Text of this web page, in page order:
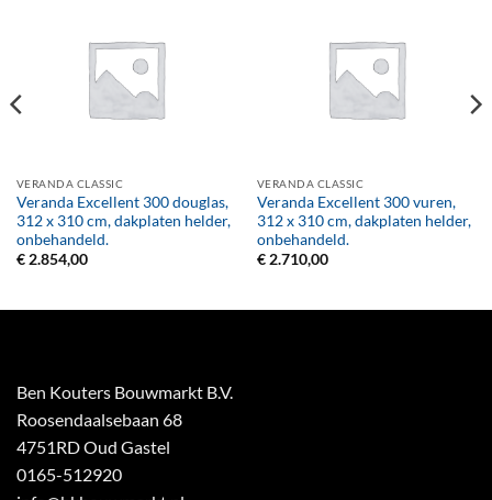
VERANDA CLASSIC
Veranda Excellent 300 douglas,
312 x 310 cm, dakplaten helder,
onbehandeld.
€2.854,00
VERANDA CLASSIC
Veranda Excellent 300 vuren,
312 x 310 cm, dakplaten helder,
onbehandeld.
€2.710,00
Ben Kouters Bouwmarkt B.V.
Roosendaalsebaan 68
4751RD Oud Gastel
0165-512920